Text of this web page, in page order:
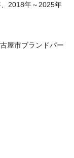
2018年～2025年
屋市ブランドパー